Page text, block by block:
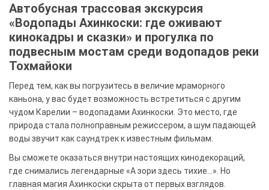
Автобусная трассовая экскурсия
«Водопады Ахинкоски: где оживают
кинокадры и сказки» и прогулка по
подвесным мостам среди водопадов реки
Тохмайоки
Перед тем, как вы погрузитесь в величие мраморного
каньона, у вас будет возможность встретиться с другим
чудом Карелии – водопадами Ахинкоски. Это место, где
природа стала полноправным режиссером, а шум падающей
воды звучит как саундтрек к известным фильмам.
Вы сможете оказаться внутри настоящих кинодекораций,
где снимались легендарные «А зори здесь тихие…». Но
главная магия Ахинкоски скрыта от первых взглядов.